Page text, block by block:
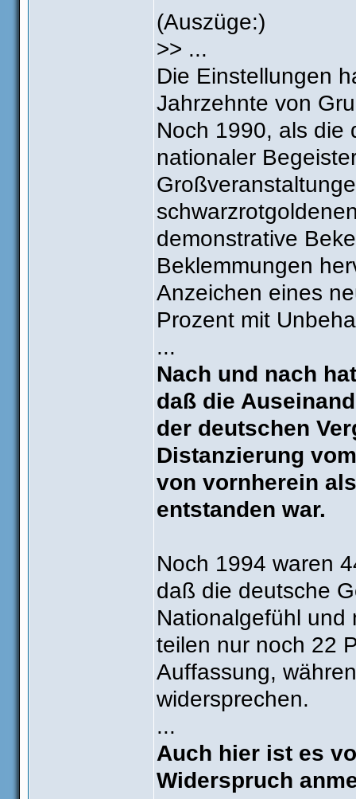
(Auszüge:)
>> ...
Die Einstellungen
Jahrzehnte von
Noch 1990, als die
nationaler
demonstrative
Beklemmungen
Anzeichen eines
Prozent mit
...
Nach und nach
daß die
der deutschen
Distanzierung
von vornherein
entstanden war.
Noch 1994 waren
daß die deutsche
Nationalgefühl und
teilen nur noch 22
Auffassung,
widersprechen.
...
Auch hier ist es
Widerspruch